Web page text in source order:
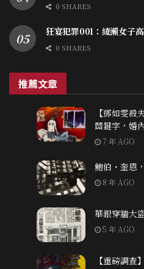
0 SHARES
狂宴犯罪001：綾瀨女子
0 SHARES
推薦文章
【鄧如雯殺
關鍵字，婚
7 年 AGO
鮑伯・奎恩
8 年 AGO
華銀穿牆大
5 年 AGO
【重磅調查